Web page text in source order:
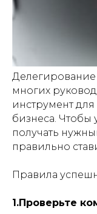
Делегирование
многих
инструмент
бизнеса. Чтобы
получать
правильно
Правила
1.Проверьте